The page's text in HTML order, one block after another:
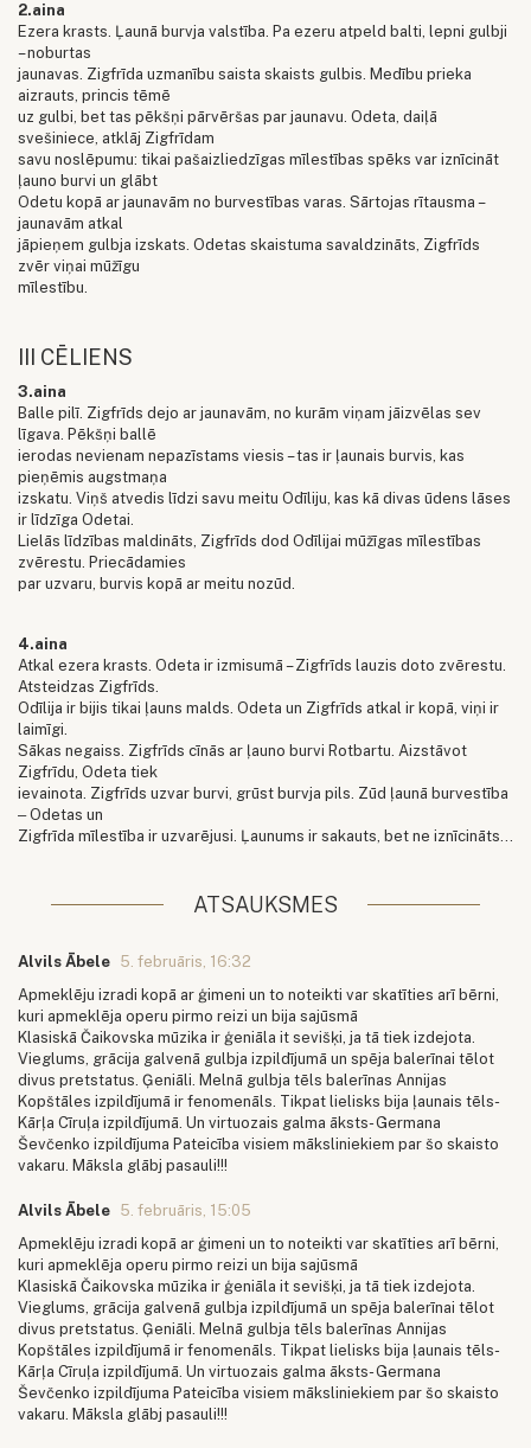
2.aina
Ezera krasts. Ļaunā burvja valstība. Pa ezeru atpeld balti, lepni gulbji
– noburtas
jaunavas. Zigfrīda uzmanību saista skaists gulbis. Medību prieka
aizrauts, princis tēmē
uz gulbi, bet tas pēkšņi pārvēršas par jaunavu. Odeta, daiļā
svešiniece, atklāj Zigfrīdam
savu noslēpumu: tikai pašaizliedzīgas mīlestības spēks var iznīcināt
ļauno burvi un glābt
Odetu kopā ar jaunavām no burvestības varas. Sārtojas rītausma –
jaunavām atkal
jāpieņem gulbja izskats. Odetas skaistuma savaldzināts, Zigfrīds
zvēr viņai mūžīgu
mīlestību.
III CĒLIENS
3.aina
Balle pilī. Zigfrīds dejo ar jaunavām, no kurām viņam jāizvēlas sev
līgava. Pēkšņi ballē
ierodas nevienam nepazīstams viesis – tas ir ļaunais burvis, kas
pieņēmis augstmaņa
izskatu. Viņš atvedis līdzi savu meitu Odīliju, kas kā divas ūdens lāses
ir līdzīga Odetai.
Lielās līdzības maldināts, Zigfrīds dod Odīlijai mūžīgas mīlestības
zvērestu. Priecādamies
par uzvaru, burvis kopā ar meitu nozūd.
4.aina
Atkal ezera krasts. Odeta ir izmisumā – Zigfrīds lauzis doto zvērestu.
Atsteidzas Zigfrīds.
Odīlija ir bijis tikai ļauns malds. Odeta un Zigfrīds atkal ir kopā, viņi ir
laimīgi.
Sākas negaiss. Zigfrīds cīnās ar ļauno burvi Rotbartu. Aizstāvot
Zigfrīdu, Odeta tiek
ievainota. Zigfrīds uzvar burvi, grūst burvja pils. Zūd ļaunā burvestība
‒ Odetas un
Zigfrīda mīlestība ir uzvarējusi. Ļaunums ir sakauts, bet ne iznīcināts…
ATSAUKSMES
Alvils Ābele 5. februāris, 16:32
Apmeklēju izradi kopā ar ģimeni un to noteikti var skatīties arī bērni,
kuri apmeklēja operu pirmo reizi un bija sajūsmā
Klasiskā Čaikovska mūzika ir ģeniāla it sevišķi, ja tā tiek izdejota.
Vieglums, grācija galvenā gulbja izpildījumā un spēja balerīnai tēlot
divus pretstatus. Ģeniāli. Melnā gulbja tēls balerīnas Annijas
Kopštāles izpildījumā ir fenomenāls. Tikpat lielisks bija ļaunais tēls-
Kārļa Cīruļa izpildījumā. Un virtuozais galma āksts- Germana
Ševčenko izpildījuma Pateicība visiem māksliniekiem par šo skaisto
vakaru. Māksla glābj pasauli!!!
Alvils Ābele 5. februāris, 15:05
Apmeklēju izradi kopā ar ģimeni un to noteikti var skatīties arī bērni,
kuri apmeklēja operu pirmo reizi un bija sajūsmā
Klasiskā Čaikovska mūzika ir ģeniāla it sevišķi, ja tā tiek izdejota.
Vieglums, grācija galvenā gulbja izpildījumā un spēja balerīnai tēlot
divus pretstatus. Ģeniāli. Melnā gulbja tēls balerīnas Annijas
Kopštāles izpildījumā ir fenomenāls. Tikpat lielisks bija ļaunais tēls-
Kārļa Cīruļa izpildījumā. Un virtuozais galma āksts- Germana
Ševčenko izpildījuma Pateicība visiem māksliniekiem par šo skaisto
vakaru. Māksla glābj pasauli!!!